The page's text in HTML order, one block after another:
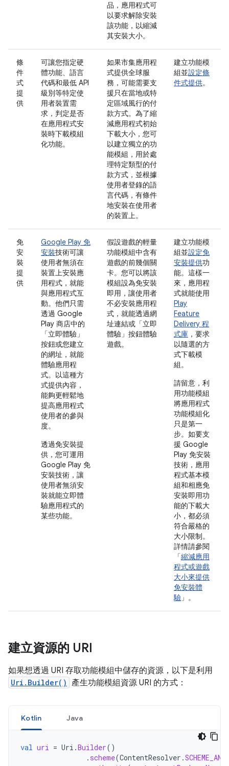
品，應用程式可
以要求解除安裝
該功能，以縮減
其安裝大小。
條
件
式
提
供
可讓您指定硬
體功能、語言
代碼和最低 API
級別等特定使
用者裝置需
求，判定是否
在應用程式安
裝時下載模組
化功能。
如果市集應用程
式提供全球服
務，可能需要支
援只在當地或特
定區域風行的付
款方式。為了縮
減應用程式初始
下載大小，您可
以建立獨立的功
能模組，用於處
理特定類型的付
款方式，並根據
使用者登錄的語
言代碼，有條件
地安裝在使用者
的裝置上。
建立功能模
組並設定條
件式提供。
免
安
裝
提
供
Google Play 免
安裝技術可讓
使用者無須在
裝置上安裝應
用程式，就能
與應用程式互
動。他們只需
透過 Google
Play 商店中的
「立即體驗」
按鈕或您建立
的網址，就能
體驗應用程
式。以這種方
式提供內容，
能夠更輕鬆地
提高應用程式
使用者的參與
度。
透過免安裝提
供，您可運用
Google Play 免
安裝技術，讓
使用者無須安
裝就能立即體
驗應用程式的
某些功能。
假設遊戲的輕量
功能模組中含有
遊戲的前幾個關
卡。您可以將該
模組設為免安裝
即用，讓使用者
不必安裝應用程
式，就能透過網
址連結或「立即
體驗」按鈕體驗
遊戲。
建立功能模
組並設定免
安裝提供功
能。這樣一
來，應用程
式就能使用
Play
Feature
Delivery 程
式庫 ，要求
以隨選的方
式下載模
組。
請留意，利
用功能模組
將應用程式
功能模組化
只是第一
步。如要支
援 Google
Play 免安裝
技術，應用
程式基本模
組和相應免
安裝即用功
能的下載大
小，都必須
符合嚴格的
大小限制。
詳情請參閱
「縮減應用
程式或遊戲
大小來提供
免安裝體
驗 」。
建立資源的 URI
如果想透過 URI 存取功能模組中儲存的資源，以下是利用
Uri.Builder() 產生功能模組資源 URI 的方式：
Kotlin Java
val uri = Uri .Builder()
. scheme(ContentResolver .